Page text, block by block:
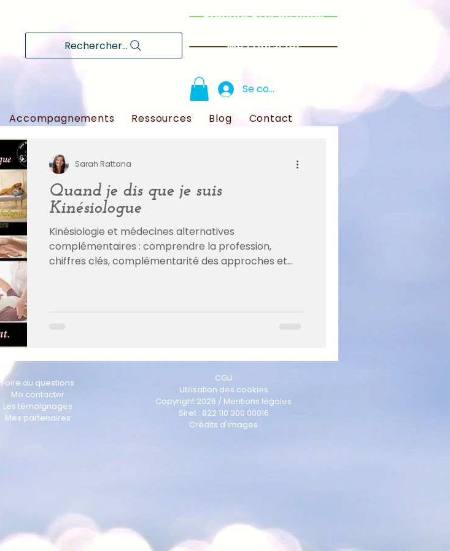
Rechercher...
Prendre RDV en ligne
Me contacter
Se connecter
Accompagnements Ressources Blog Contact
Quand je dis que je suis
Kinésiologue
Kinésiologie et médecines alternatives
complémentaires : comprendre la profession,
chiffres clés, complémentarité des approches et
Sarah Rattana
Foire au questions
Me contacter
Les témoignages
Mes partenaires
CGU
Utilisation des cookies
Copyright 2026 / Mentions légales
Siret : 822 110 300 00016
Crédits d'images